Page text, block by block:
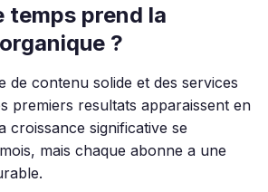
temps prend la
?
de contenu solide et des services
premiers resultats apparaissent en
croissance significative se
mais chaque abonne a une